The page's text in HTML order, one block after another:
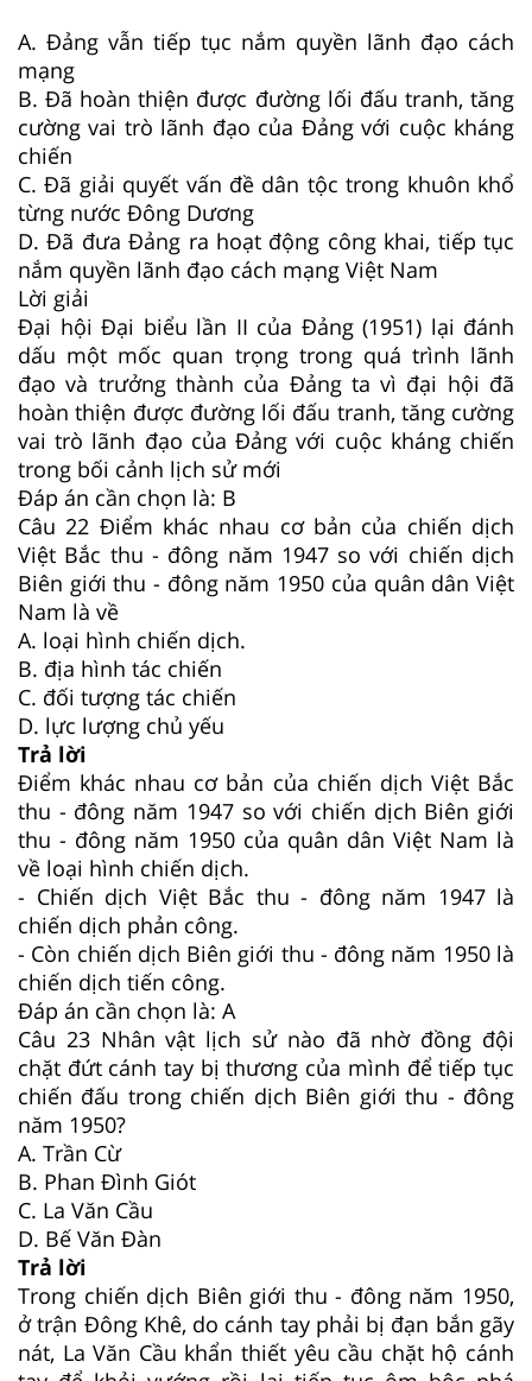
A. Đảng vẫn tiếp tục nắm quyền lãnh đạo cách
mạng
B. Đã hoàn thiện được đường lối đấu tranh, tăng
cường vai trò lãnh đạo của Đảng với cuộc kháng
chiến
C. Đã giải quyết vấn đề dân tộc trong khuôn khổ
từng nước Đông Dương
D. Đã đưa Đảng ra hoạt động công khai, tiếp tục
nắm quyền lãnh đạo cách mạng Việt Nam
Lời giải
Đại hội Đại biểu lần II của Đảng (1951) lại đánh
dấu một mốc quan trọng trong quá trình lãnh
đạo và trưởng thành của Đảng ta vì đại hội đã
hoàn thiện được đường lối đấu tranh, tăng cường
vai trò lãnh đạo của Đảng với cuộc kháng chiến
trong bối cảnh lịch sử mới
Đáp án cần chọn là: B
Câu 22 Điểm khác nhau cơ bản của chiến dịch
Việt Bắc thu - đông năm 1947 so với chiến dịch
Biên giới thu - đông năm 1950 của quân dân Việt
Nam là về
A. loại hình chiến dịch.
B. địa hình tác chiến
C. đối tượng tác chiến
D. lực lượng chủ yếu
Trả lời
Điểm khác nhau cơ bản của chiến dịch Việt Bắc
thu - đông năm 1947 so với chiến dịch Biên giới
thu - đông năm 1950 của quân dân Việt Nam là
về loại hình chiến dịch.
- Chiến dịch Việt Bắc thu - đông năm 1947 là
chiến dịch phản công.
- Còn chiến dịch Biên giới thu - đông năm 1950 là
chiến dịch tiến công.
Đáp án cần chọn là: A
Câu 23 Nhân vật lịch sử nào đã nhờ đồng đội
chặt đứt cánh tay bị thương của mình để tiếp tục
chiến đấu trong chiến dịch Biên giới thu - đông
năm 1950?
A. Trần Cừ
B. Phan Đình Giót
C. La Văn Cầu
D. Bế Văn Đàn
Trả lời
Trong chiến dịch Biên giới thu - đông năm 1950,
ở trận Đông Khê, do cánh tay phải bị đạn bắn gãy
nát, La Văn Cầu khẩn thiết yêu cầu chặt hộ cánh